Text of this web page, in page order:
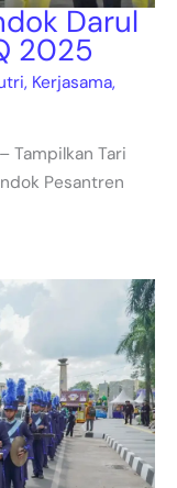
Darul
2025
, Kerjasama,
Tampilkan Tari
Pesantren